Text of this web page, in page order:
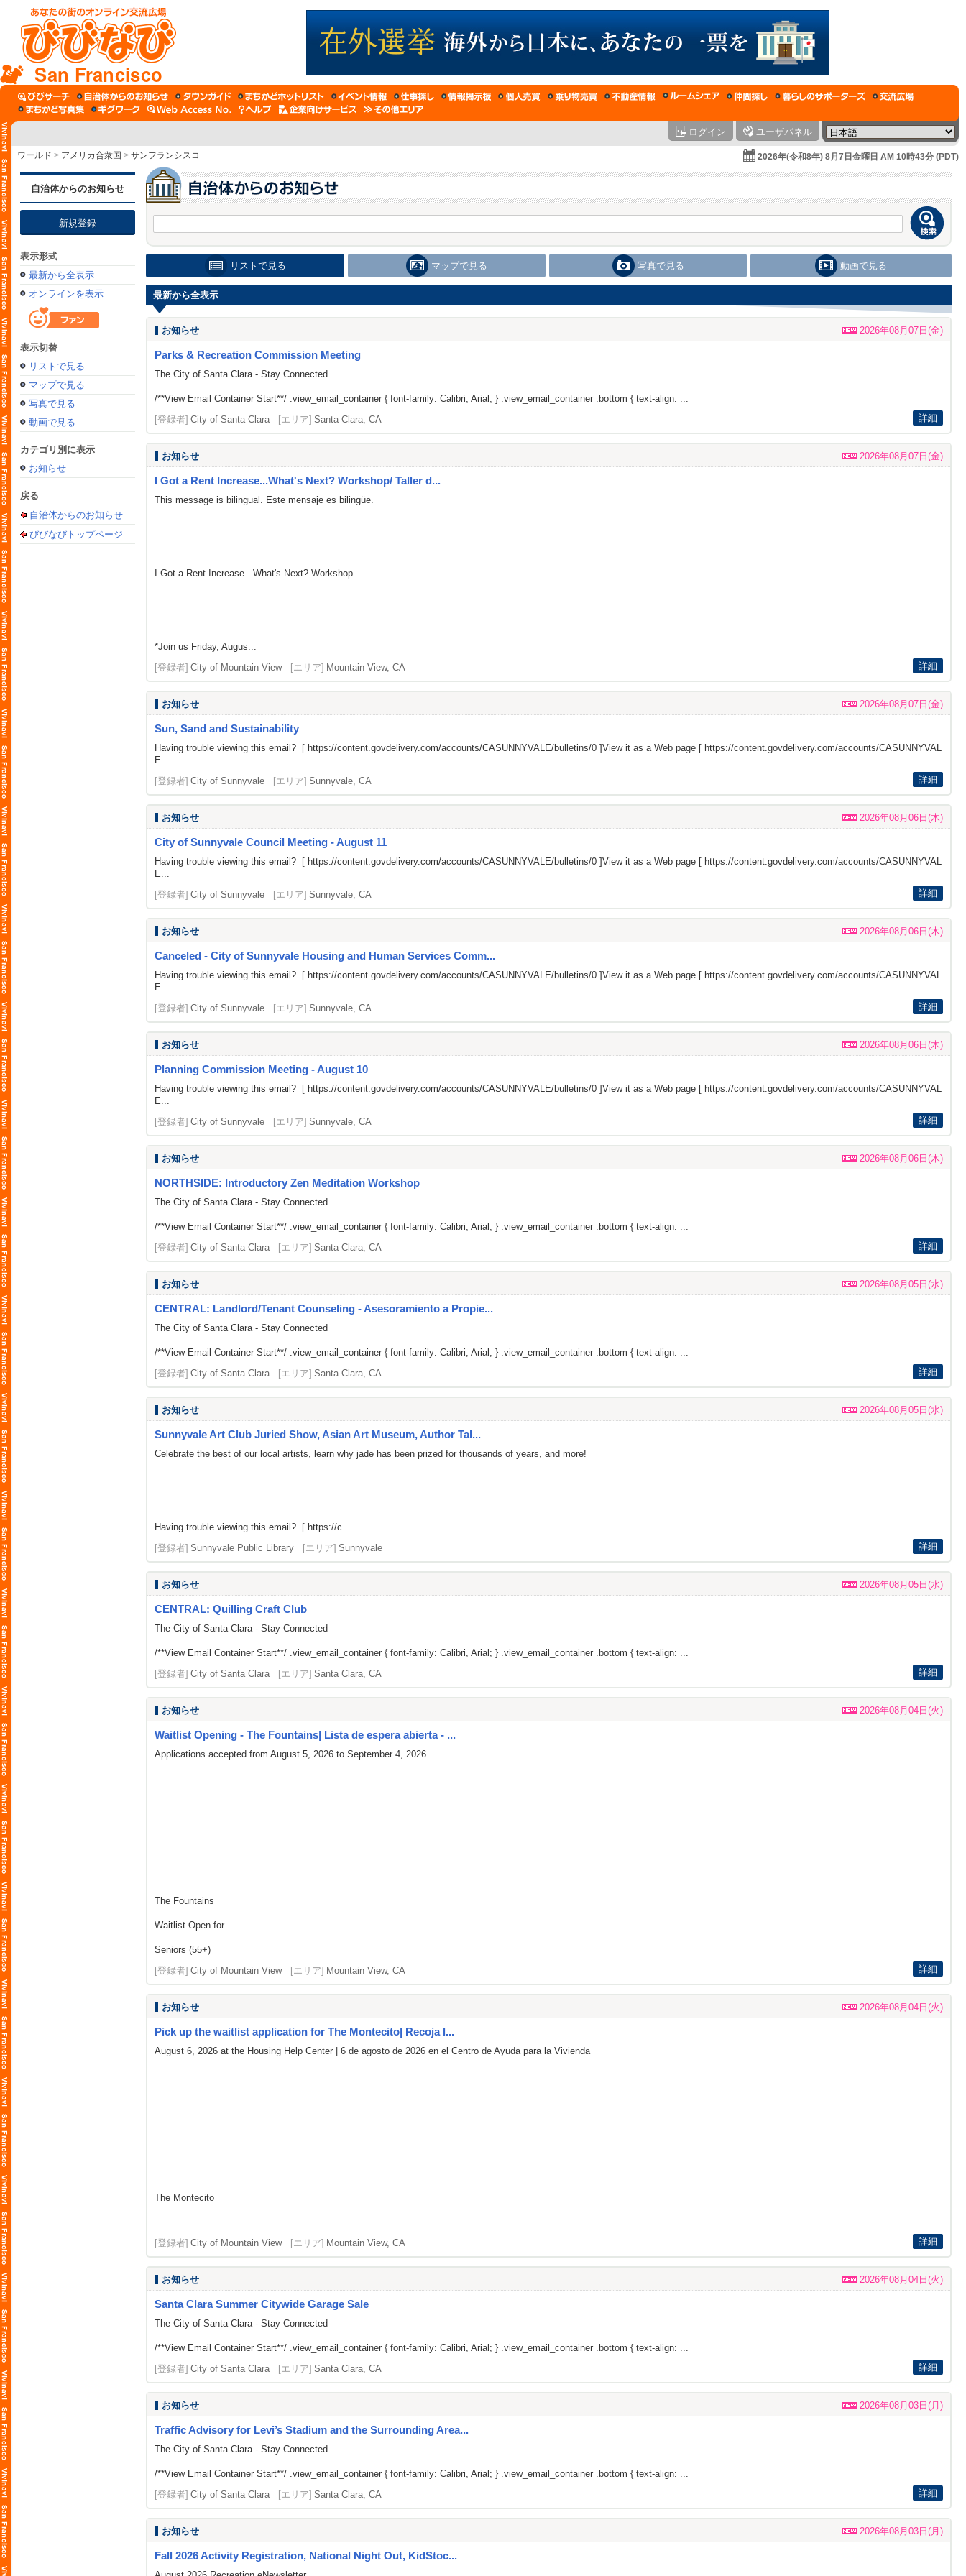
San Francisco
ログイン ユーザパネル
ワールド > アメリカ合衆国 > サンフランシスコ 2026年(令和8年) 8月7日金曜日 AM 10時43分 (PDT)
自治体からのお知らせ
新規登録
表示形式
最新から全表示
オンラインを表示
表示切替
リストで見る
マップで見る
写真で見る
動画で見る
カテゴリ別に表示
お知らせ
戻る
自治体からのお知らせ
びびなびトップページ
リストで見る マップで見る 写真で見る 動画で見る
最新から全表示
お知らせ 2026年08月07日(金)
Parks & Recreation Commission Meeting
The City of Santa Clara - Stay Connected
/**View Email Container Start**/ .view_email_container { font-family: Calibri, Arial; } .view_email_container .bottom { text-align: ...
[登録者] City of Santa Clara [エリア] Santa Clara, CA 詳細
お知らせ 2026年08月07日(金)
I Got a Rent Increase...What's Next? Workshop/ Taller d...
This message is bilingual. Este mensaje es bilingüe.
I Got a Rent Increase...What's Next? Workshop
*Join us Friday, Augus...
[登録者] City of Mountain View [エリア] Mountain View, CA 詳細
お知らせ 2026年08月07日(金)
Sun, Sand and Sustainability
Having trouble viewing this email? [ https://content.govdelivery.com/accounts/CASUNNYVALE/bulletins/0 ]View it as a Web page [ https://content.govdelivery.com/accounts/CASUNNYVAL
E...
[登録者] City of Sunnyvale [エリア] Sunnyvale, CA 詳細
お知らせ 2026年08月06日(木)
City of Sunnyvale Council Meeting - August 11
Having trouble viewing this email? [ https://content.govdelivery.com/accounts/CASUNNYVALE/bulletins/0 ]View it as a Web page [ https://content.govdelivery.com/accounts/CASUNNYVAL
E...
[登録者] City of Sunnyvale [エリア] Sunnyvale, CA 詳細
お知らせ 2026年08月06日(木)
Canceled - City of Sunnyvale Housing and Human Services Comm...
Having trouble viewing this email? [ https://content.govdelivery.com/accounts/CASUNNYVALE/bulletins/0 ]View it as a Web page [ https://content.govdelivery.com/accounts/CASUNNYVAL
E...
[登録者] City of Sunnyvale [エリア] Sunnyvale, CA 詳細
お知らせ 2026年08月06日(木)
Planning Commission Meeting - August 10
Having trouble viewing this email? [ https://content.govdelivery.com/accounts/CASUNNYVALE/bulletins/0 ]View it as a Web page [ https://content.govdelivery.com/accounts/CASUNNYVAL
E...
[登録者] City of Sunnyvale [エリア] Sunnyvale, CA 詳細
お知らせ 2026年08月06日(木)
NORTHSIDE: Introductory Zen Meditation Workshop
The City of Santa Clara - Stay Connected
/**View Email Container Start**/ .view_email_container { font-family: Calibri, Arial; } .view_email_container .bottom { text-align: ...
[登録者] City of Santa Clara [エリア] Santa Clara, CA 詳細
お知らせ 2026年08月05日(水)
CENTRAL: Landlord/Tenant Counseling - Asesoramiento a Propie...
The City of Santa Clara - Stay Connected
/**View Email Container Start**/ .view_email_container { font-family: Calibri, Arial; } .view_email_container .bottom { text-align: ...
[登録者] City of Santa Clara [エリア] Santa Clara, CA 詳細
お知らせ 2026年08月05日(水)
Sunnyvale Art Club Juried Show, Asian Art Museum, Author Tal...
Celebrate the best of our local artists, learn why jade has been prized for thousands of years, and more!
Having trouble viewing this email? [ https://c...
[登録者] Sunnyvale Public Library [エリア] Sunnyvale 詳細
お知らせ 2026年08月05日(水)
CENTRAL: Quilling Craft Club
The City of Santa Clara - Stay Connected
/**View Email Container Start**/ .view_email_container { font-family: Calibri, Arial; } .view_email_container .bottom { text-align: ...
[登録者] City of Santa Clara [エリア] Santa Clara, CA 詳細
お知らせ 2026年08月04日(火)
Waitlist Opening - The Fountains| Lista de espera abierta - ...
Applications accepted from August 5, 2026 to September 4, 2026
The Fountains
Waitlist Open for
Seniors (55+)
[登録者] City of Mountain View [エリア] Mountain View, CA 詳細
お知らせ 2026年08月04日(火)
Pick up the waitlist application for The Montecito| Recoja l...
August 6, 2026 at the Housing Help Center | 6 de agosto de 2026 en el Centro de Ayuda para la Vivienda
The Montecito
...
[登録者] City of Mountain View [エリア] Mountain View, CA 詳細
お知らせ 2026年08月04日(火)
Santa Clara Summer Citywide Garage Sale
The City of Santa Clara - Stay Connected
/**View Email Container Start**/ .view_email_container { font-family: Calibri, Arial; } .view_email_container .bottom { text-align: ...
[登録者] City of Santa Clara [エリア] Santa Clara, CA 詳細
お知らせ 2026年08月03日(月)
Traffic Advisory for Levi’s Stadium and the Surrounding Area...
The City of Santa Clara - Stay Connected
/**View Email Container Start**/ .view_email_container { font-family: Calibri, Arial; } .view_email_container .bottom { text-align: ...
[登録者] City of Santa Clara [エリア] Santa Clara, CA 詳細
お知らせ 2026年08月03日(月)
Fall 2026 Activity Registration, National Night Out, KidStoc...